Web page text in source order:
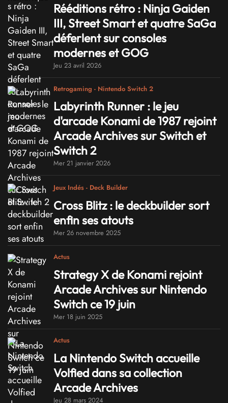
Rééditions rétro : Ninja Gaiden
III, Street Smart et quatre SaGa
déferlent sur consoles
modernes et GOG
Jeu 23 avril 2026
Retrogaming - Nintendo Switch 2
Labyrinth Runner : le jeu
d'arcade Konami de 1987 rejoint
Arcade Archives sur Switch et
Switch 2
Mer 21 janvier 2026
Jeux Indés - Deck Builder
Cross Blitz : le deckbuilder sort
enfin ses atouts
Mer 26 novembre 2025
Actus
Strategy X de Konami rejoint
Arcade Archives sur Nintendo
Switch ce 19 juin
Mer 18 juin 2025
Actus
La Nintendo Switch accueille
Volfied dans sa collection
Arcade Archives
Jeu 28 mars 2024